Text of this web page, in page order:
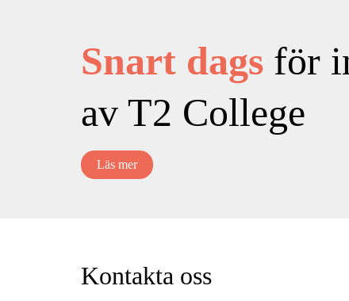
Snart dags för
av T2 College
Läs mer
Kontakta oss